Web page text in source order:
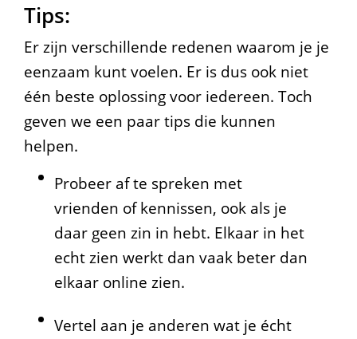
Tips:
Er zijn verschillende redenen waarom je je
eenzaam kunt voelen. Er is dus ook niet
één beste oplossing voor iedereen. Toch
geven we een paar tips die kunnen
helpen.
Probeer af te spreken met
vrienden of kennissen, ook als je
daar geen zin in hebt. Elkaar in het
echt zien werkt dan vaak beter dan
elkaar online zien.
Vertel aan je anderen wat je écht